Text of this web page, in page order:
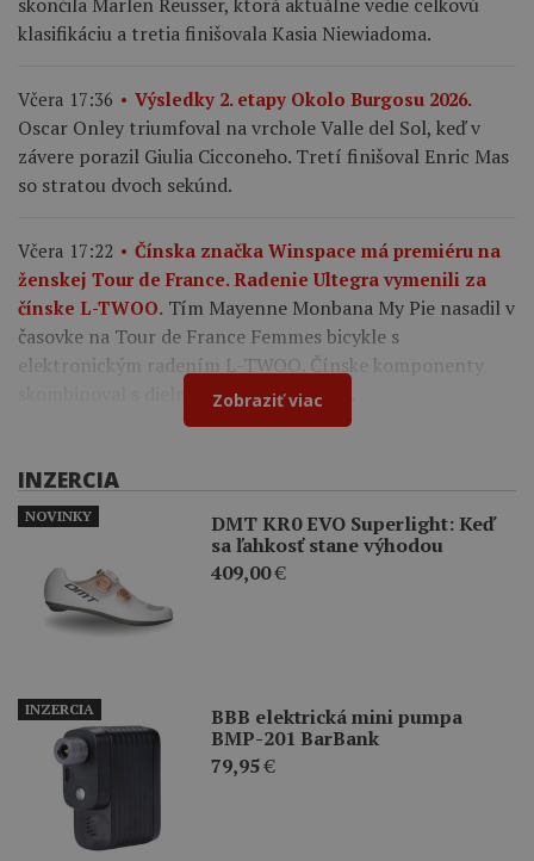
klasifikáciu a tretia finišovala Kasia Niewiadoma.
Včera 17:36 Výsledky 2. etapy Okolo Burgosu 2026.
Oscar Onley triumfoval na vrchole Valle del Sol, keď v
závere porazil Giulia Cicconeho. Tretí finišoval Enric Mas
so stratou dvoch sekúnd.
Včera 17:22
Čínska značka Winspace má premiéru na
ženskej Tour de France. Radenie Ultegra vymenili za
čínske L-TWOO. Tím Mayenne Monbana My Pie nasadil v
časovke na Tour de France Femmes bicykle s
elektronickým radením L-TWOO. Čínske komponenty
skombinoval s dielmi Shimano a Cybrei.
Zobraziť viac
INZERCIA
DMT KR0 EVO Superlight: Keď
sa ľahkosť stane výhodou
409,00€
NOVINKY
BBB elektrická mini pumpa
BMP-201 BarBank
79,95€
INZERCIA